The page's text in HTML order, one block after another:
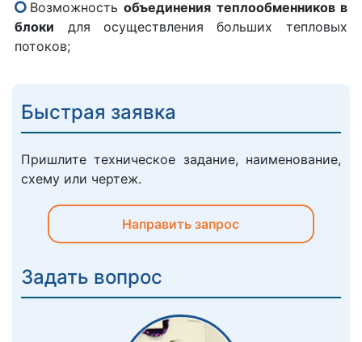
Возможностьобъединения теплообменников в
блоки для осуществления больших тепловых
потоков;
Быстрая заявка
Пришлите техническое задание, наименование,
схему или чертеж.
Направить запрос
Задать вопрос